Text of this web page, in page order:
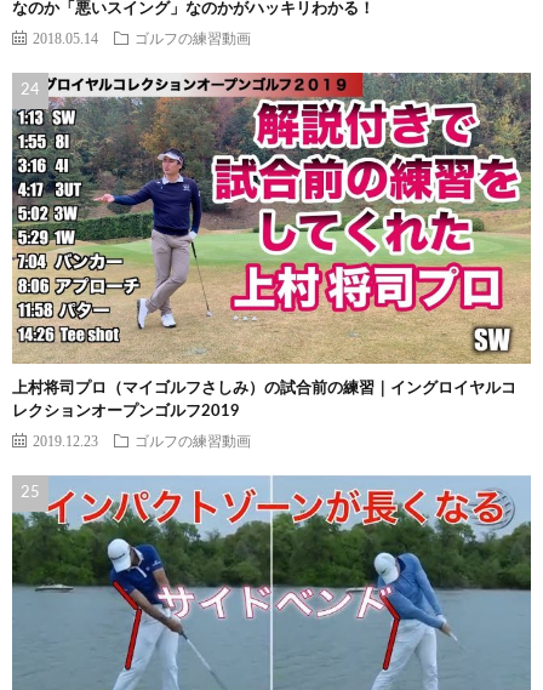
なのか「悪いスイング」なのかがハッキリわかる！
2018.05.14 ゴルフの練習動画
上村将司プロ（マイゴルフさしみ）の試合前の練習｜イングロイヤルコ
レクションオープンゴルフ2019
2019.12.23 ゴルフの練習動画